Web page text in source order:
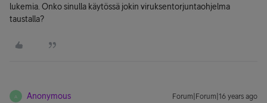
lukemia. Onko sinulla käytössä jokin viruksentorjuntaohjelma
taustalla?
A Anonymous Forum|Forum|16 years ago